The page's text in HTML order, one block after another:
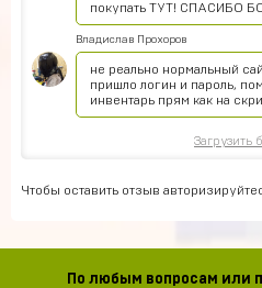
покупать ТУТ! СПАСИБО
Владислав Прохоров
не реально нормальный
пришло логин и пароль,
инвентарь прям как на
Загрузить
Чтобы оставить отзыв
По любым вопросам или